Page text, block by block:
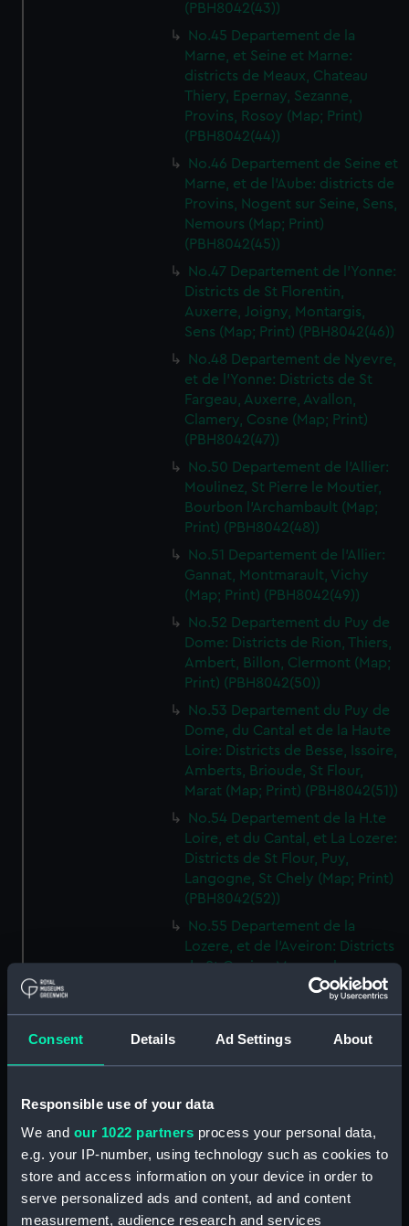
Consent Details Ad Settings About
Responsible use of your data
We and our 1022 partners process your personal data,
e.g. your IP-number, using technology such as cookies to
store and access information on your device in order to
serve personalized ads and content, ad and content
measurement, audience research and services
(PBH8042(43))
No.45 Departement de la
Marne, et Seine et Marne:
districts de Meaux, Chateau
Thiery, Epernay, Sezanne,
Provins, Rosoy (Map; Print)
(PBH8042(44))
No.46 Departement de Seine et
Marne, et de l'Aube: districts de
Provins, Nogent sur Seine, Sens,
Nemours (Map; Print)
(PBH8042(45))
No.47 Departement de l'Yonne:
Districts de St Florentin,
Auxerre, Joigny, Montargis,
Sens (Map; Print) (PBH8042(46))
No.48 Departement de Nyevre,
et de l'Yonne: Districts de St
Fargeau, Auxerre, Avallon,
Clamery, Cosne (Map; Print)
(PBH8042(47))
No.50 Departement de l'Allier:
Moulinez, St Pierre le Moutier,
Bourbon l'Archambault (Map;
Print) (PBH8042(48))
No.51 Departement de l'Allier:
Gannat, Montmarault, Vichy
(Map; Print) (PBH8042(49))
No.52 Departement du Puy de
Dome: Districts de Rion, Thiers,
Ambert, Billon, Clermont (Map;
Print) (PBH8042(50))
No.53 Departement du Puy de
Dome, du Cantal et de la Haute
Loire: Districts de Besse, Issoire,
Amberts, Brioude, St Flour,
Marat (Map; Print) (PBH8042(51))
No.54 Departement de la H.te
Loire, et du Cantal, et La Lozere:
Districts de St Flour, Puy,
Langogne, St Chely (Map; Print)
(PBH8042(52))
No.55 Departement de la
Lozere, et de l'Aveiron: Districts
de St Genies, Maruegals,
Mende, Florac, Meyrveis,
No.57 Departement de
l'Herault: Districts de Lodeve,
Bezier, St Pons (Map; Print)
(PBH8042(55))